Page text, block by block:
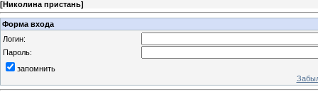
[Николина пристань]
Форма входа
Логин:
Пароль:
запомнить